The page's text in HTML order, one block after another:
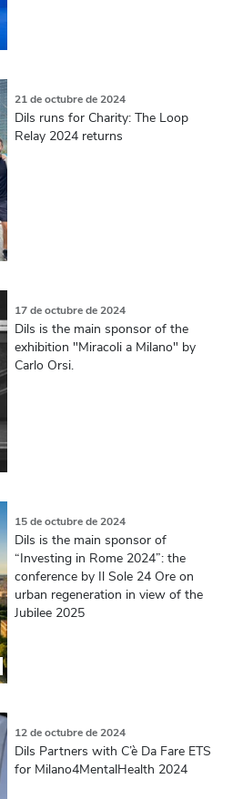
21 de octubre de 2024
Dils runs for Charity: The Loop
Relay 2024 returns
17 de octubre de 2024
Dils is the main sponsor of the
exhibition "Miracoli a Milano" by
Carlo Orsi.
15 de octubre de 2024
Dils is the main sponsor of
“Investing in Rome 2024”: the
conference by Il Sole 24 Ore on
urban regeneration in view of the
Jubilee 2025
12 de octubre de 2024
Dils Partners with C’è Da Fare ETS
for Milano4MentalHealth 2024